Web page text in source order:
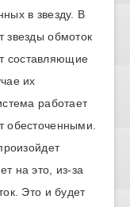
в звезду. В
звезды обмоток
составляющие
их
работает
обесточенными.
на это, из-за
Это и будет